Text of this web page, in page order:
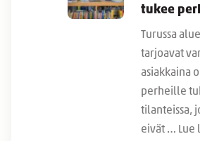
tukee
Turussa
tarjoavat
asiakkaina
perheille
tilanteissa,
eivät … Lue